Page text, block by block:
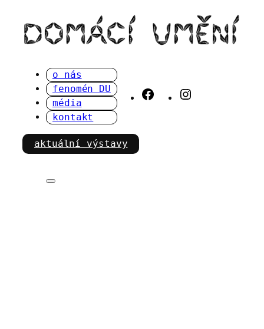
obsah
o nás
fenomén DU
média
kontakt
Facebook
aktuální výstavy